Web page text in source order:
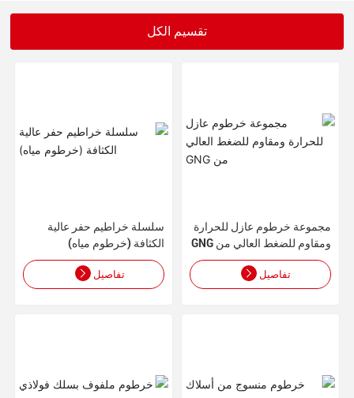
تقسيم الكل
مجموعة خرطوم عازل للحرارة
ومقاوم للضغط العالي من GNG
تفاصيل
سلسلة خراطيم حفر عالية
الكثافة (خرطوم مياه)
تفاصيل